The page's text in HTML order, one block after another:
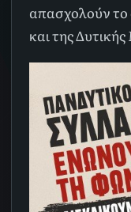
απασχολούν το
και της